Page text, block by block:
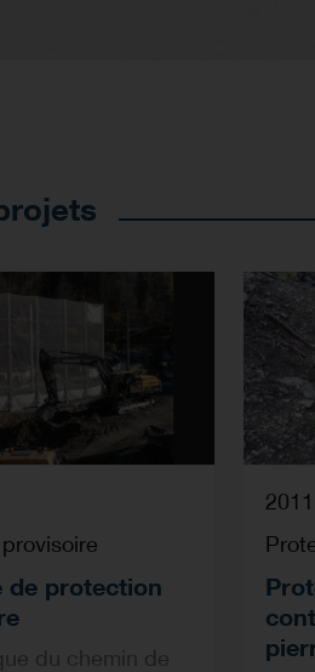
de protection
du chemin de
2011